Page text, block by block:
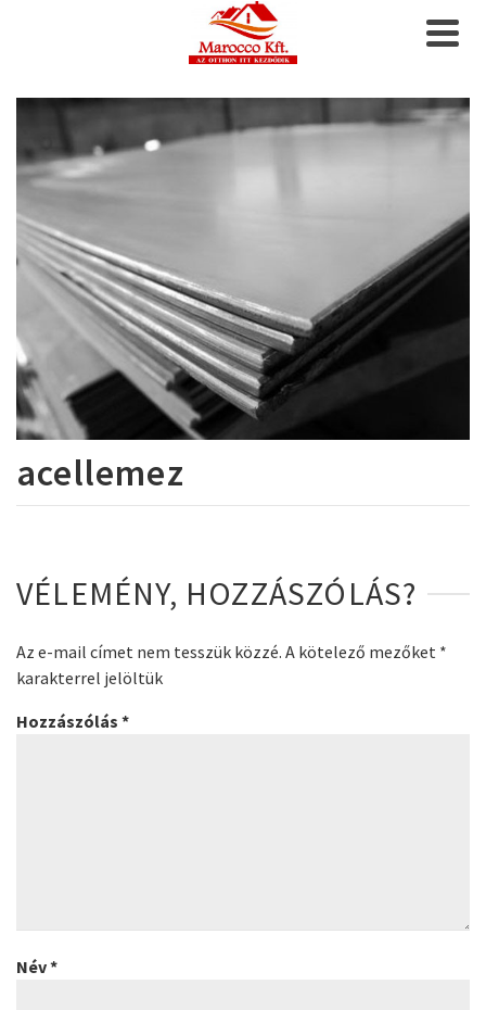
acellemez
VÉLEMÉNY, HOZZÁSZÓLÁS?
Az e-mail címet nem tesszük közzé. A kötelező mezőket *
karakterrel jelöltük
Hozzászólás *
Név*